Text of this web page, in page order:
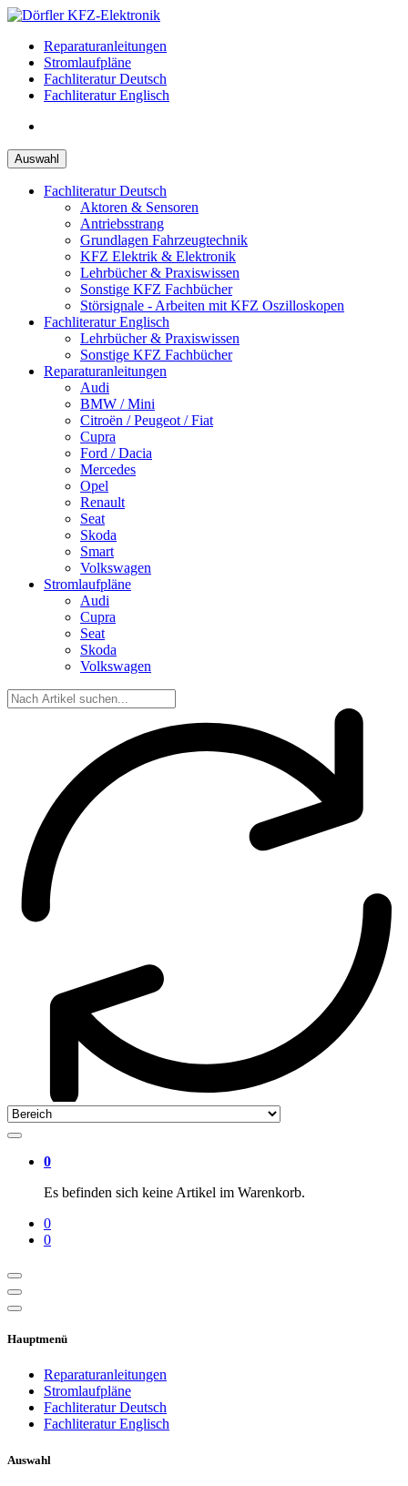
Zum
springenReparaturanleitungen
Stromlaufpläne
Fachliteratur Deutsch
Fachliteratur Englisch
Auswahl
Fachliteratur Deutsch
Aktoren & Sensoren
Antriebsstrang
Grundlagen Fahrzeugtechnik
KFZ Elektrik & Elektronik
Lehrbücher & Praxiswissen
Sonstige KFZ Fachbücher
Störsignale - Arbeiten mit KFZ Oszilloskopen
Fachliteratur Englisch
Lehrbücher & Praxiswissen
Sonstige KFZ Fachbücher
Reparaturanleitungen
Audi
BMW / Mini
Citroën / Peugeot / Fiat
Cupra
Ford / Dacia
Mercedes
Opel
Renault
Seat
Skoda
Smart
Volkswagen
Stromlaufpläne
Audi
Cupra
Seat
Skoda
Volkswagen
0
Es befinden sich keine Artikel im Warenkorb.
0
0
Hauptmenü
Reparaturanleitungen
Stromlaufpläne
Fachliteratur Deutsch
Fachliteratur Englisch
Auswahl